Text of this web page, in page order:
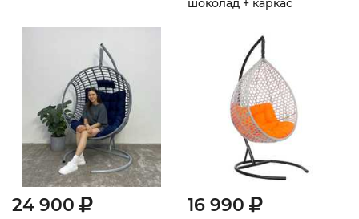
шоколад + каркас
24 900 16 990